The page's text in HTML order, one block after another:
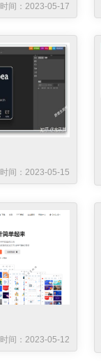
时间：2023-05-17
时间：2023-05-15
时间：2023-05-12